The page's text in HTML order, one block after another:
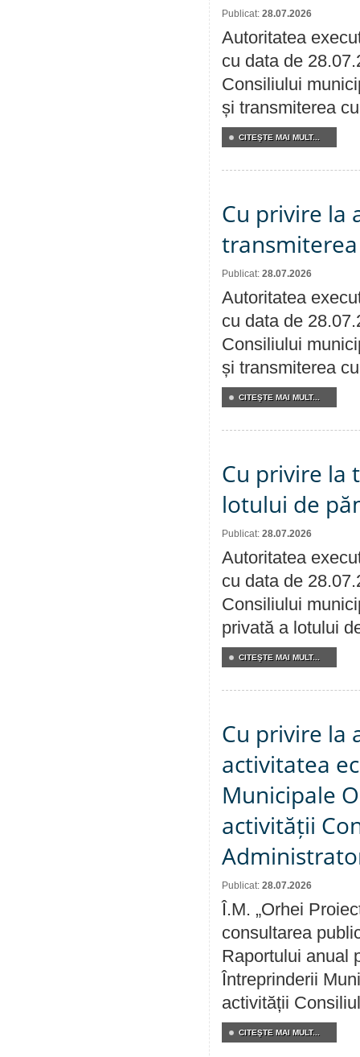
Publicat: 28.07.2026
Autoritatea
cu data de
Consiliului
și transmiterea
CITEŞTE MAI MULT...
Cu privire la
Publicat: 28.07.2026
Autoritatea
cu data de
Consiliului
și transmiterea
CITEŞTE MAI MULT...
Cu privire la
lotului de
Publicat: 28.07.2026
Autoritatea
cu data de
Consiliului
privată a lotului
CITEŞTE MAI MULT...
Cu privire la
activitatea
Municipale
activității
Publicat: 28.07.2026
Î.M. „Orhei
consultarea
Raportului anual
Întreprinderii
activității
CITEŞTE MAI MULT...